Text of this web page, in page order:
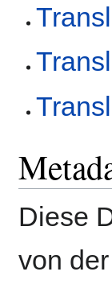
Diese
von